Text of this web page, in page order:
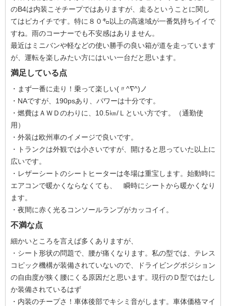
のB4は内装こそチープではありますが、走るということに関し
てはピカイチです。特に８０㌔以上の高速域が一番気持ちイイで
すね。雨のコーナーでも不安感はありません。
最近はミニバンや軽などの使い勝手の良い箱が道を走っています
が、運転を楽しみたい方にはいい一台だと思います。
満足している点
・まず一番に走り！乗って楽しい(〃^∇^)ノ
・NAですが、190psあり、パワーは十分です。
・燃費はＡＷＤのわりに、10.5㎞/Ｌといい方です。（通勤使
用）
・外装は欧州車のイメージで良いです。
・トランクは外観では小さいですが、開けると思っていた以上に
広いです。
・レザーシートのシートヒーターは冬場は重宝します。始動時に
エアコンで暖かくならなくても、 瞬時にシートから暖かくなり
ます。
・夜間に赤く光るコンソールランプがカッコイイ。
不満な点
細かいところを言えば多くありますが、
・シート形状の問題で、腰が痛くなります。私の型では、テレス
コピック機構が装備されていないので、ドライビングポジション
の自由度が狭く腰にくる原因だと思います。現行のＤ型ではたし
か装備されているはず
・内装のチープさ！車体後部でキシミ音がします。車体価格マイ